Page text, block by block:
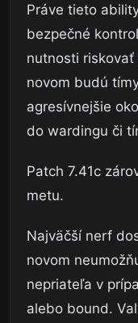
Práve tieto
bezpečné
nutnosti riskovať
novom budú
agresívnejšie
do wardingu či
Patch 7.41c
metu.
Najväčší nerf
novom
nepriateľa v
alebo bound.